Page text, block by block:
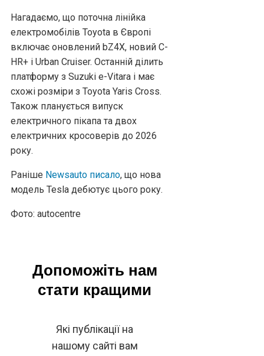
Нагадаємо, що поточна лінійка
електромобілів Toyota в Європі
включає оновлений bZ4X, новий C-
HR+ і Urban Cruiser. Останній ділить
платформу з Suzuki e-Vitara і має
схожі розміри з Toyota Yaris Cross.
Також планується випуск
електричного пікапа та двох
електричних кросоверів до 2026
року.
Раніше Newsauto писало, що нова
модель Tesla дебютує цього року.
Фото: autocentre
Допоможіть нам
стати кращими
Які публікації на
нашому сайті вам